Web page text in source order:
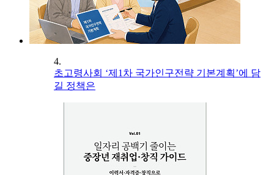
4.
초고령사회 ‘제1차 국가인구전략 기본계획’에 담
길 정책은